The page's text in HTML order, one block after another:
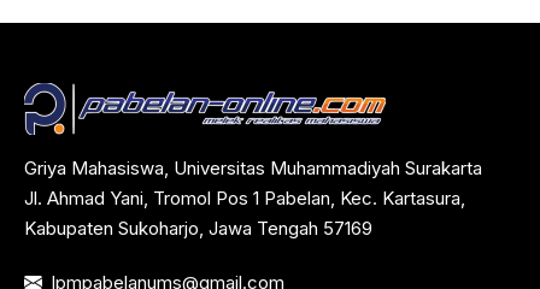
Griya Mahasiswa, Universitas Muhammadiyah Surakarta
Jl. Ahmad Yani, Tromol Pos 1 Pabelan, Kec. Kartasura,
Kabupaten Sukoharjo, Jawa Tengah 57169
lpmpabelanums@gmail.com